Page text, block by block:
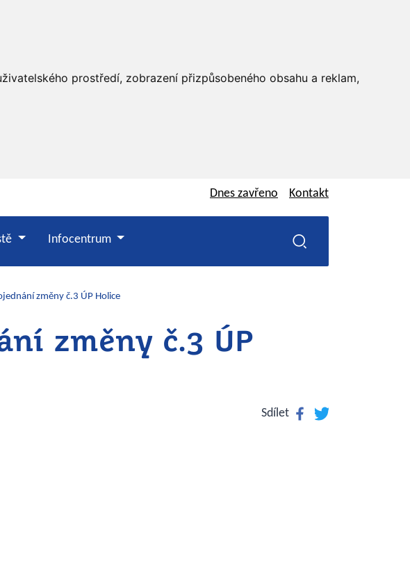
prostředí, zobrazení přizpůsobeného obsahu a reklam,
změny č.3 ÚP Holice
změny č.3 ÚP
Sdílet Facebook
Twitter
Dnes zavřeno Kontakt
Infocentrum